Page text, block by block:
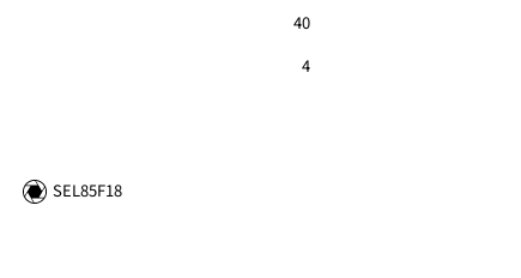
40
4
SEL85F18